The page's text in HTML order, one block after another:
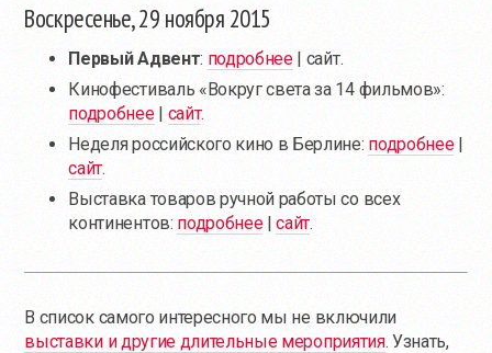
Воскресенье, 29 ноября 2015
Первый Адвент: подробнее| сайт.
Кинофестиваль «Вокруг света за 14 фильмов»:
подробнее| сайт.
Неделя российского кино в Берлине: подробнее|
сайт.
Выставка товаров ручной работы со всех
континентов: подробнее|сайт.
В список самого интересного мы не включили
выставки и другие длительные мероприятия. Узнать,